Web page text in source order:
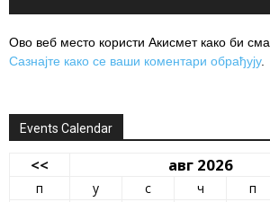
Ово веб место користи Акисмет како би
Сазнајте како се ваши коментари обрађују.
Events Calendar
<< авг 2026
п у с ч п